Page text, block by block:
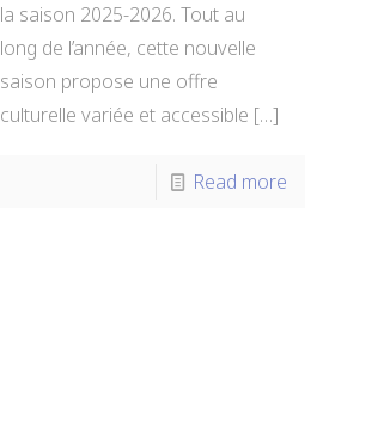
la saison 2025-2026. Tout au
long de l’année, cette nouvelle
saison propose une offre
culturelle variée et accessible […]
Read more